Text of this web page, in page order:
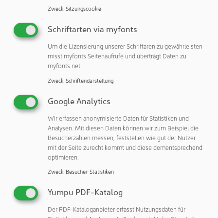
motion 440H/160TWP combi M. Sie zog die
Aufmerksamkeit auf sich durch ihr innovatives Würfel-
Werkzeug, die es ermöglicht, auf engstem Raum
hochkomplexe zweikomponentige Produkte herzustellen.
Diese hochleistungsfähige, vollelektrische Maschine mit
horizontalem Drehtisch produzierte Diagnosekartuschen
unter Reinraumbedingungen. Das combi M-Design, das
den Schließbereich der Maschine teilt, ermöglicht die
parallele Bedienung von zwei Formhälften, verdoppelt
dabei effizient den Ausstoß und illustriert die
fortschrittliche Zwei-Komponenten-Spritzgießtechnologie
von ENGEL. Sie ist ein Paradebeispiel für ENGELs
Führungsrolle bei der Entwicklung und Herstellung von
der medizinischen und diagnostischen Industrie.
Zukunftsorientierte Technologien und
Kreislaufwirtschaft
Zweck: Sitzungscookie
Schriftarten via myfonts
Um die Lizensierung unserer Schriftaren zu gewährleisten
misst myfonts Seitenaufrufe und überträgt Daten zu
myfonts.net.
Zweck: Schriftendarstellung
Google Analytics
Wir erfassen anonymisierte Daten für Statistiken und
Analysen. Mit diesen Daten können wir zum Beispiel die
Besucherzahlen messen, feststellen wie gut der Nutzer
mit der Seite zurecht kommt und diese dementsprechend
optimieren.
Zweck: Besucher-Statistiken
Yumpu PDF-Katalog
Der PDF-Kataloganbieter erfasst Nutzungsdaten für